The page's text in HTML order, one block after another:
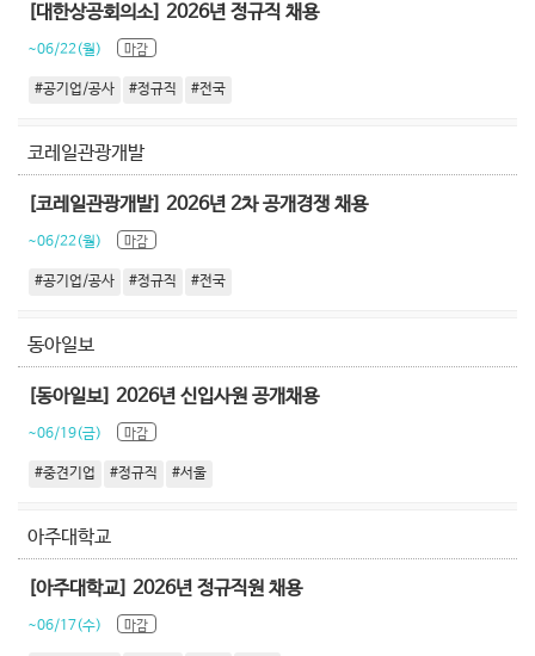
[대한상공회의소] 2026년 정규직 채용
~06/22(월) 마감
#공기업/공사 #정규직 #전국
코레일관광개발
[코레일관광개발] 2026년 2차 공개경쟁 채용
~06/22(월) 마감
#공기업/공사 #정규직 #전국
동아일보
[동아일보] 2026년 신입사원 공개채용
~06/19(금) 마감
#중견기업 #정규직 #서울
아주대학교
[아주대학교] 2026년 정규직원 채용
~06/17(수) 마감